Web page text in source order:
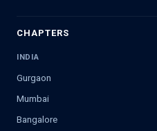
CHAPTERS
INDIA
Gurgaon
Mumbai
Bangalore